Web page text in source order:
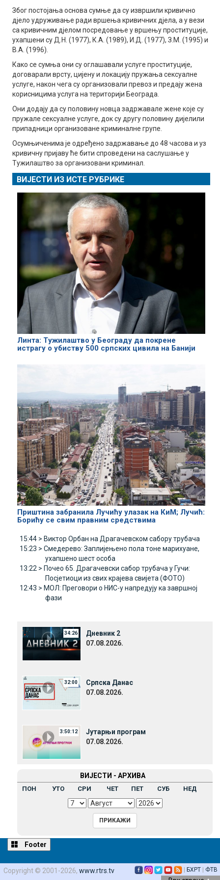
Због постојања основа сумње да су извршили кривично
дјело удруживање ради вршења кривичних дјела, а у вези
са кривичним дјелом посредовање у вршењу проституције,
ухапшени су Д.Н. (1977), К.А. (1989), И.Д. (1977), З.М. (1995) и
В.А. (1996).
Како се сумња они су оглашавали услуге проституције,
договарали врсту, цијену и локацију пружања сексуалне
услуге, након чега су организовали превоз и предају жена
корисницима услуга на територији Београда.
Они додају да су половину новца задржавале жене које су
пружале сексуалне услуге, док су другу половину дијелили
припадници организоване криминалне групе.
Осумњиченима је одређено задржавање до 48 часова и уз
кривичну пријаву ће бити спроведени на саслушање у
Тужилаштво за организовани криминал.
ВИЈЕСТИ ИЗ ИСТЕ РУБРИКЕ
Линта: Tужилаштво у Београду да покрене
истрагу о убиству 500 српских цивила на Банији
Приштина забранила Лучићу улазак на КиМ; Лучић:
Борићу се свим правним средствима
15:44 > Виктор Орбан на Драгачевском сабору трубача
15:23 > Смедерево: Заплијењено пола тоне марихуане,
ухапшено шест особа
13:22 > Почео 65. Драгачевски сабор трубача у Гучи:
Посјетиоци из свих крајева свијета (ФОТО)
12:43 > МОЛ: Преговори о НИС-у напредују ка завршној
фази
34:26
Дневник 2
07.08.2026.
32:00
Српска Данас
07.08.2026.
3:50:12
Јутарњи програм
07.08.2026.
ВИЈЕСТИ - АРХИВА
ПОН УТО СРИ ЧЕТ ПЕТ СУБ НЕД
Footer
Copyright © 2001-2026, www.rtrs.tv | БХРТ | ФТВ